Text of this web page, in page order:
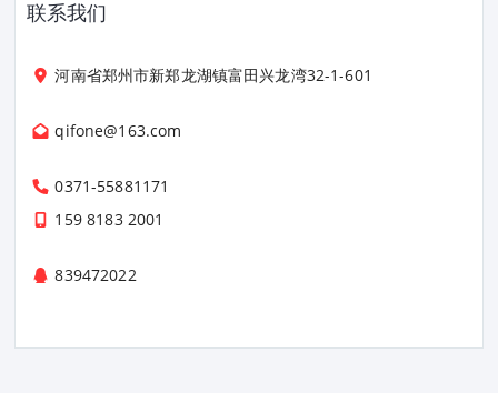
联系我们
河南省郑州市新郑龙湖镇富田兴龙湾32-1-601
qifone@163.com
0371-55881171
159 8183 2001
839472022